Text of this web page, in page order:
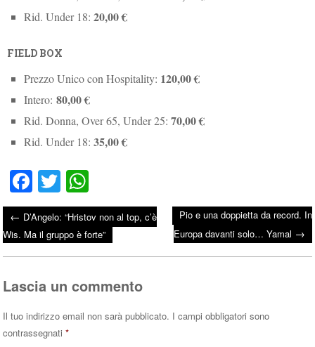
Rid. Under 18:20,00 €
FIELD BOX
Prezzo Unico con Hospitality: 120,00 €
Intero:80,00 €
Rid. Donna, Over 65, Under 25:70,00 €
Rid. Under 18:35,00 €
Fa
ce
bo
ok
T
wi
tte
r
ha
ts
A
Post navigation
← D’Angelo: “Hristov non al top, c’è
Wis. Ma il gruppo è forte”
Pio e una doppietta da record. In
Europa davanti solo… Yamal →
Lascia un commento
Il tuo indirizzo email non sarà pubblicato. I campi obbligatori sono
contrassegnati*